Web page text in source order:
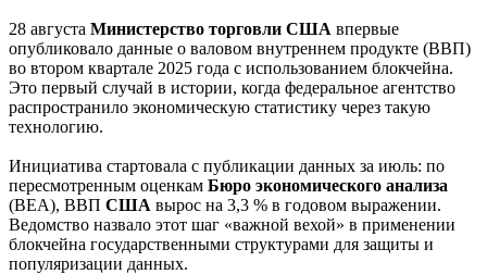
28 августа Министерство торговли США впервые
опубликовало данные о валовом внутреннем продукте (ВВП)
во втором квартале 2025 года с использованием блокчейна.
Это первый случай в истории, когда федеральное агентство
распространило экономическую статистику через такую
технологию.
Инициатива стартовала с публикации данных за июль: по
пересмотренным оценкам Бюро экономического анализа
(BEA), ВВП США вырос на 3,3 % в годовом выражении.
Ведомство назвало этот шаг «важной вехой» в применении
блокчейна государственными структурами для защиты и
популяризации данных.